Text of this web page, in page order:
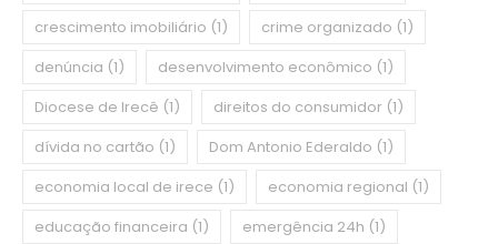
crescimento imobiliário (1) crime organizado (1)
denúncia (1) desenvolvimento econômico (1)
Diocese de Irecê (1) direitos do consumidor (1)
dívida no cartão (1) Dom Antonio Ederaldo (1)
economia local de irece (1) economia regional (1)
educação financeira (1) emergência 24h (1)